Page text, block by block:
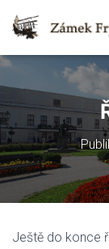
Ještě do konce